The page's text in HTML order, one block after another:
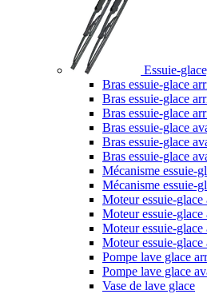
Essuie-
Bras essuie-glace
Bras essuie-glace
Bras essuie-glace
Bras essuie-glace
Bras essuie-glace
Bras essuie-glace
Mécanisme essuie-
Mécanisme essuie-
Moteur essuie-glace
Moteur essuie-glace
Moteur essuie-
Moteur essuie-glace
Pompe lave glace
Pompe lave glace
Vase de lave glace